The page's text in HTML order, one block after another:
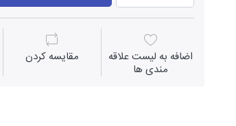
اضافه به لیست علاقه
مندی ها
مقايسه كردن